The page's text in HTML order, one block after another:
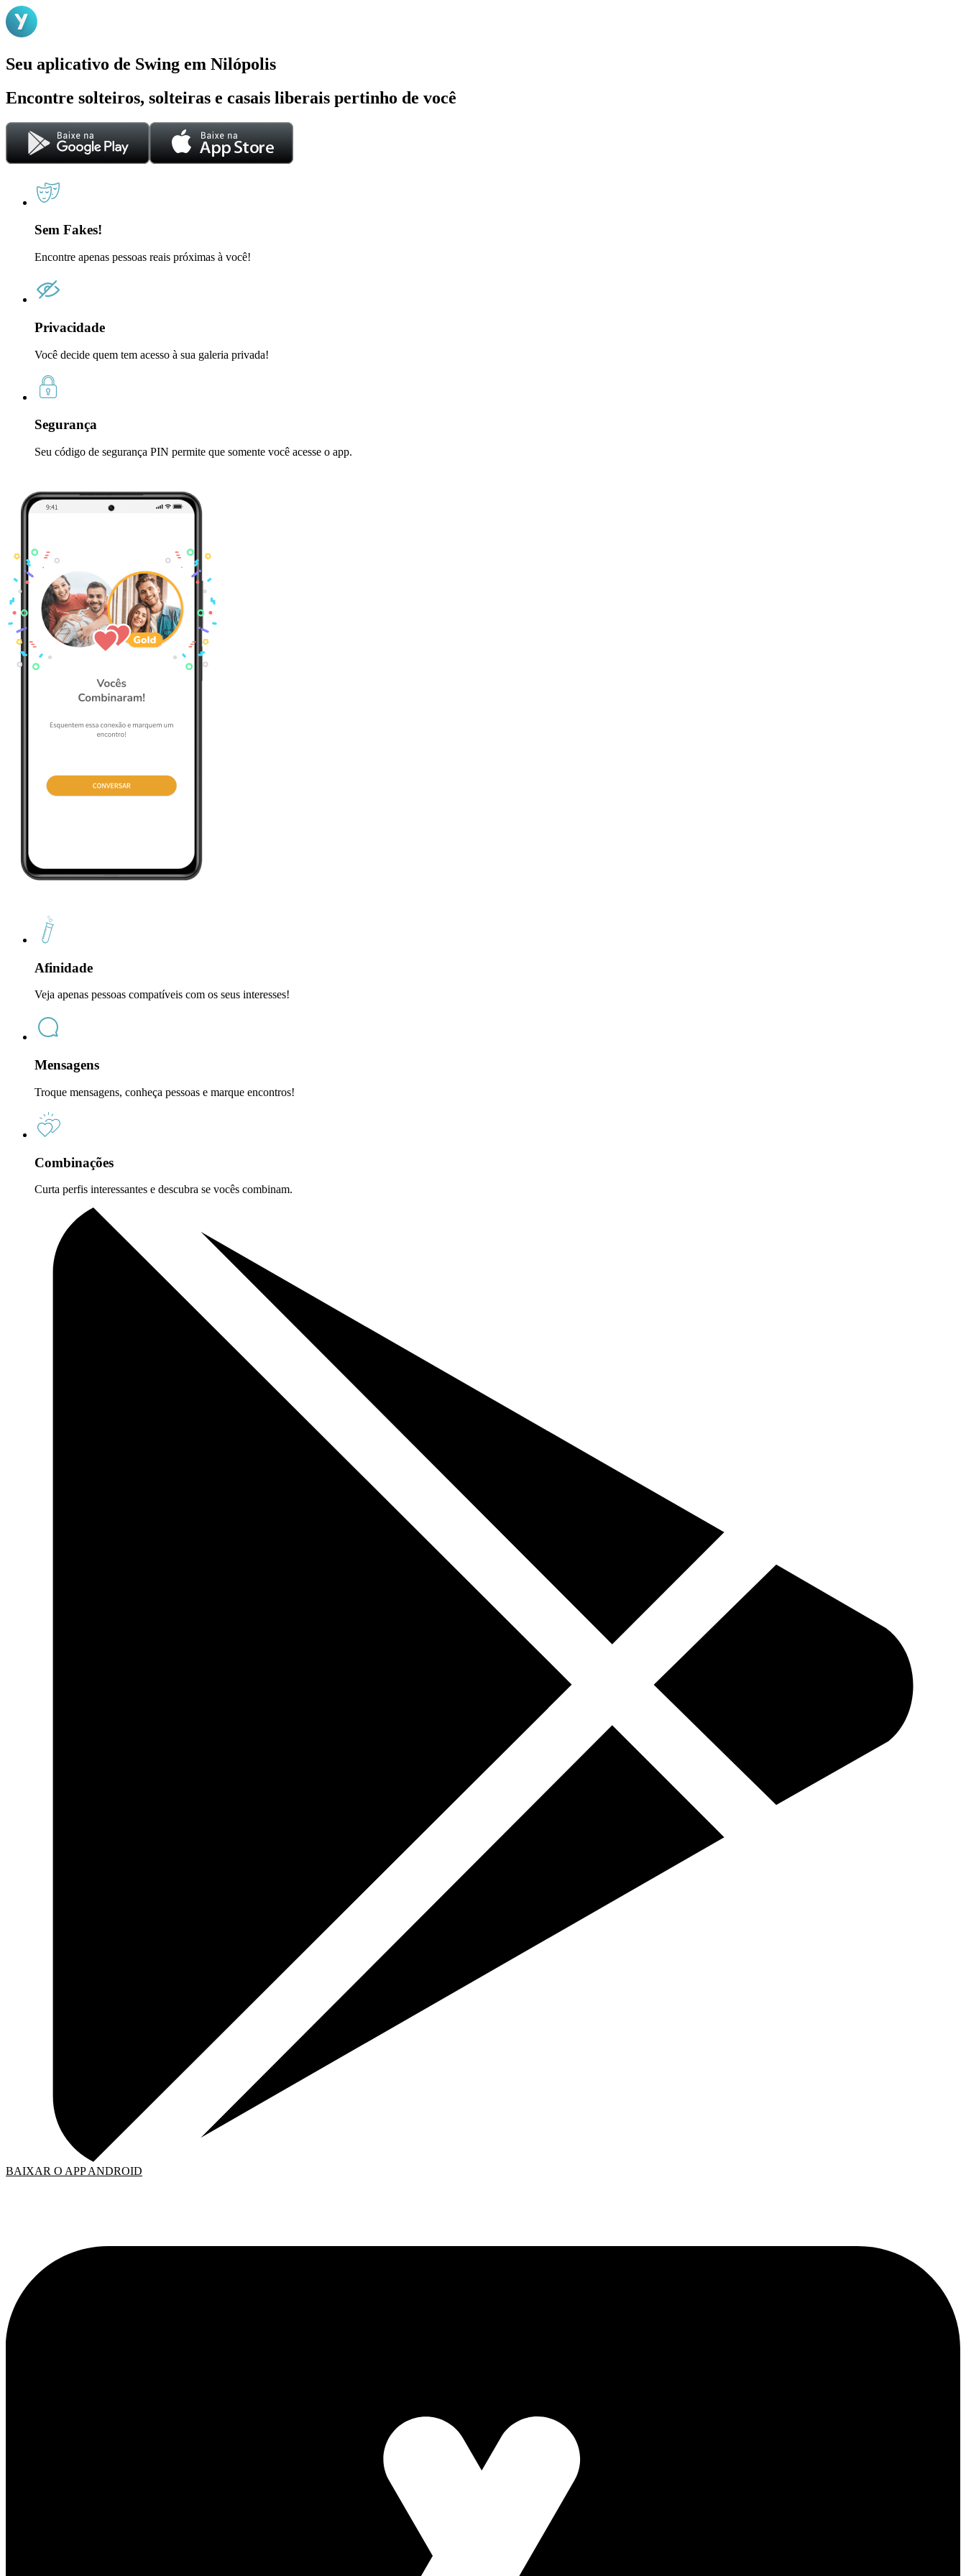
Seu aplicativo de Swing em Nilópolis
Encontre solteiros, solteiras e casais liberais pertinho de você
Sem Fakes!
Encontre apenas pessoas reais próximas à você!
Privacidade
Você decide quem tem acesso à sua galeria privada!
Segurança
Seu código de segurança PIN permite que somente você acesse o app.
Afinidade
Veja apenas pessoas compatíveis com os seus interesses!
Mensagens
Troque mensagens, conheça pessoas e marque encontros!
Combinações
Curta perfis interessantes e descubra se vocês combinam.
BAIXAR O APP ANDROID